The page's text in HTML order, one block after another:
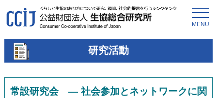
MENU
研究活動
常設研究会 ― 社会参加とネットワークに関